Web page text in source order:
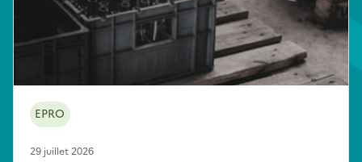
29 juillet 2026
EPRO